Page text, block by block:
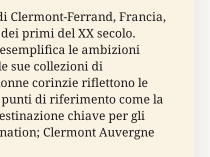
Clermont-Ferrand, Francia,
primi del XX secolo.
le ambizioni
sue collezioni di
corinzie riflettono le
di riferimento come la
chiave per gli
Clermont Auvergne